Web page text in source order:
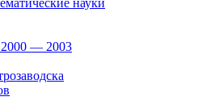
науки
— 2003